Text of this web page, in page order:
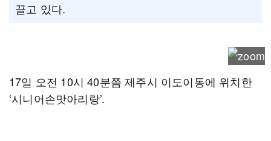
끌고 있다.
17일 오전 10시 40분쯤 제주시 이도이동에 위치한
‘시니어손맛아리랑’.